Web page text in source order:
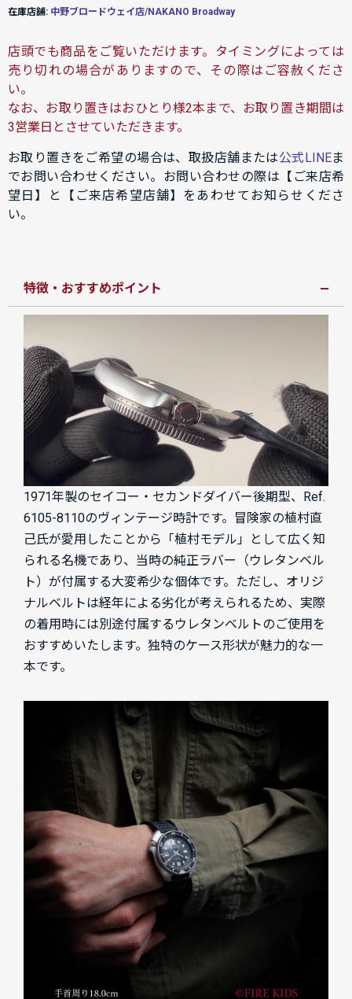
在庫店舗: 中野ブロードウェイ店/NAKANO Broadway
店頭でも商品をご覧いただけます。タイミングによっては
売り切れの場合がありますので、その際はご容赦くださ
い。
なお、お取り置きはおひとり様2本まで、お取り置き期間は
3営業日とさせていただきます。
お取り置きをご希望の場合は、取扱店舗または公式LINEま
でお問い合わせください。お問い合わせの際は【ご来店希
望日】と【ご来店希望店舗】をあわせてお知らせくださ
い。
特徴・おすすめポイント
1971年製のセイコー・セカンドダイバー後期型、Ref.
6105-8110のヴィンテージ時計です。冒険家の植村直
己氏が愛用したことから「植村モデル」として広く知
られる名機であり、当時の純正ラバー（ウレタンベル
ト）が付属する大変希少な個体です。ただし、オリジ
ナルベルトは経年による劣化が考えられるため、実際
の着用時には別途付属するウレタンベルトのご使用を
おすすめいたします。独特のケース形状が魅力的な一
本です。